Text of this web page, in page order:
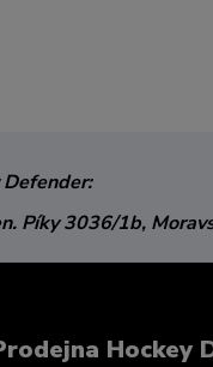
Píky 3036/1b,
Hockey